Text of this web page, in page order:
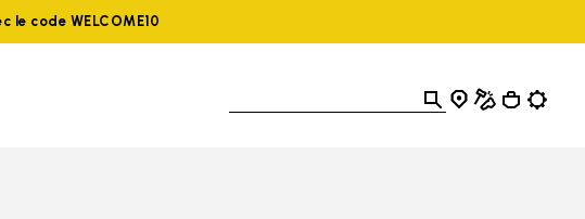
code WELCOME10